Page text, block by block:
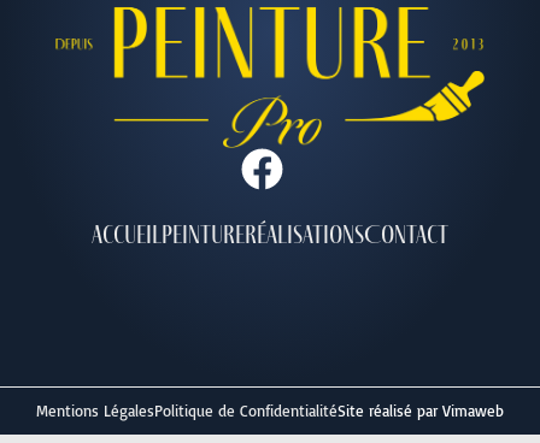
Accueil PeintureRéalisationsContact
Mentions LégalesPolitique de ConfidentialitéSite réalisé par Vimaweb